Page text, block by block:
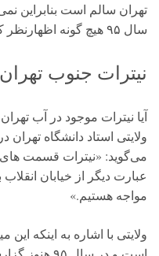
تهران سالم است بنابراین
سال ۹۵ هیچ گونه اظهارنظر کرد.»
نیترات جنوب
ولایتی استاد دانشگاه تهران
می‌گوید: «نیترات قسمت های
عبارت دیگر از خیابان انقلاب
مواجه هستیم.»